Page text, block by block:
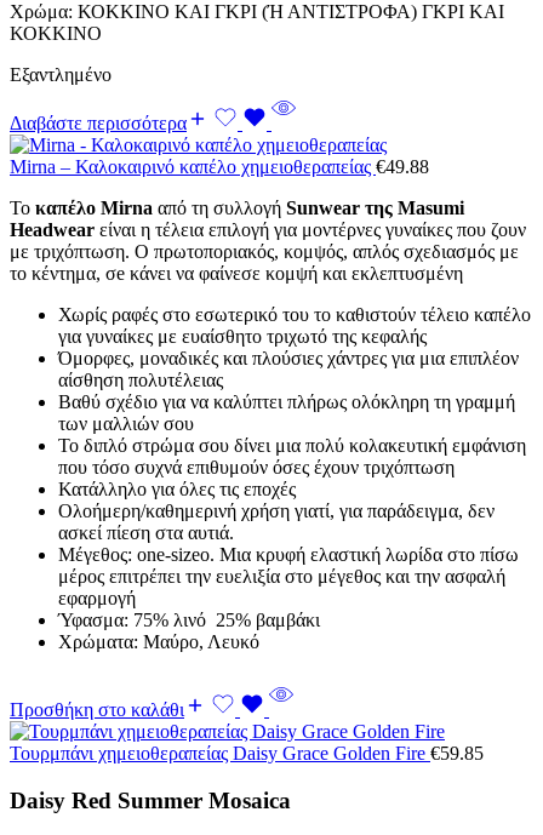
Χρώμα: ΚΟΚΚΙΝΟ ΚΑΙ ΓΚΡΙ (Ή ΑΝΤΙΣΤΡΟΦΑ) ΓΚΡΙ ΚΑΙ
ΚΟΚΚΙΝΟ
Εξαντλημένο
Διαβάστε περισσότερα
Mirna – Καλοκαιρινό καπέλο χημειοθεραπείας €49.88
Το καπέλο Mirna από τη συλλογή Sunwear της Masumi
Headwear είναι η τέλεια επιλογή για μοντέρνες γυναίκες που ζουν
με τριχόπτωση. Ο πρωτοποριακός, κομψός, απλός σχεδιασμός με
το κέντημα, σe κάνει να φαίνεσε κομψή και εκλεπτυσμένη
Χωρίς ραφές στο εσωτερικό του το καθιστούν τέλειο καπέλο
για γυναίκες με ευαίσθητο τριχωτό της κεφαλής
Όμορφες, μοναδικές και πλούσιες χάντρες για μια επιπλέον
αίσθηση πολυτέλειας
Βαθύ σχέδιο για να καλύπτει πλήρως ολόκληρη τη γραμμή
των μαλλιών σου
Το διπλό στρώμα σου δίνει μια πολύ κολακευτική εμφάνιση
που τόσο συχνά επιθυμούν όσες έχουν τριχόπτωση
Κατάλληλο για όλες τις εποχές
Ολοήμερη/καθημερινή χρήση γιατί, για παράδειγμα, δεν
ασκεί πίεση στα αυτιά.
Μέγεθος: one-sizeο. Μια κρυφή ελαστική λωρίδα στο πίσω
μέρος επιτρέπει την ευελιξία στο μέγεθος και την ασφαλή
εφαρμογή
Ύφασμα: 75% λινό 25% βαμβάκι
Χρώματα: Μαύρο, Λευκό
Προσθήκη στο καλάθι
Τουρμπάνι χημειοθεραπείας Daisy Grace Golden Fire €59.85
Daisy Red Summer Mosaica